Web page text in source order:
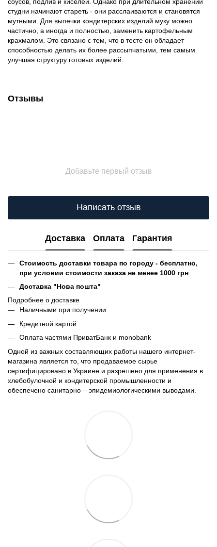
студни начинают стареть - они расслаиваются и становятся
мутными. Для выпечки кондитерских изделий муку можно
частично, а иногда и полностью, заменить картофельным
крахмалом. Это связано с тем, что в тесте он обладает
способностью делать их более рассыпчатыми, тем самым
улучшая структуру готовых изделий.
Отзывы
Добавьте первый отзыв
Написать отзыв
Доставка Оплата Гарантия
Стоимость доставки товара по городу - бесплатно,
при условии стоимости заказа не менее 1000 грн
Доставка "Нова пошта"
Подробнее о доставке
Наличными при получении
Кредитной картой
Оплата частями ПриватБанк и monobank
Одной из важных составляющих работы нашего интернет-
магазина является то, что продаваемое сырье
сертифицировано в Украине и разрешено для применения в
хлебобулочной и кондитерской промышленности и
обеспечено санитарно – эпидемиологическими выводами.